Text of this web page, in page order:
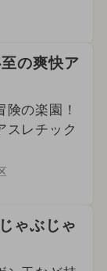
の爽快ア
の楽園！
スレチック
ゃぶじゃ